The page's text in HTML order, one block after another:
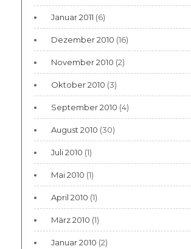
Januar 2011 (6)
Dezember 2010 (16)
November 2010 (2)
Oktober 2010 (3)
September 2010 (4)
August 2010 (30)
Juli 2010 (1)
Mai 2010 (1)
April 2010 (1)
März 2010 (1)
Januar 2010 (2)